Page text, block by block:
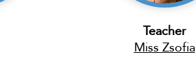
Teacher
Miss Zsofia